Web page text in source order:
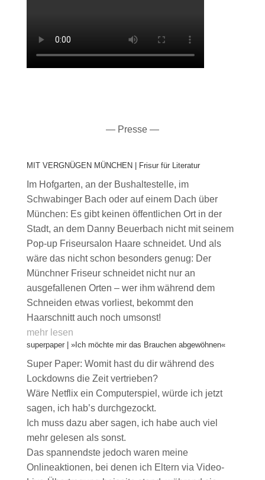
— Presse —
MIT VERGNÜGEN MÜNCHEN | Frisur für Literatur
Im Hofgarten, an der Bushaltestelle, im
Schwabinger Bach oder auf einem Dach über
München: Es gibt keinen öffentlichen Ort in der
Stadt, an dem Danny Beuerbach nicht mit seinem
Pop-up Friseursalon Haare schneidet. Und als
wäre das nicht schon besonders genug: Der
Münchner Friseur schneidet nicht nur an
ausgefallenen Orten – wer ihm während dem
Schneiden etwas vorliest, bekommt den
Haarschnitt auch noch umsonst!
mehr lesen
superpaper | »Ich möchte mir das Brauchen abgewöhnen«
Super Paper: Womit hast du dir während des
Lockdowns die Zeit vertrieben?
Wäre Netflix ein Computerspiel, würde ich jetzt
sagen, ich hab’s durchgezockt.
Ich muss dazu aber sagen, ich habe auch viel
mehr gelesen als sonst.
Das spannendste jedoch waren meine
Onlineaktionen, bei denen ich Eltern via Video-